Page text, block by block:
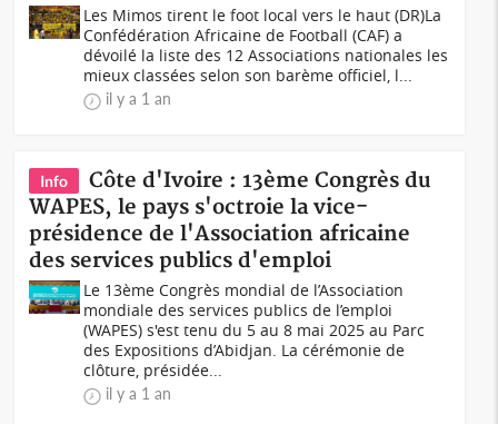
Les Mimos tirent le foot local vers le haut (DR)La
Confédération Africaine de Football (CAF) a
dévoilé la liste des 12 Associations nationales les
mieux classées selon son barème officiel, l...
il y a 1 an
Info
Côte d'Ivoire : 13ème Congrès du
WAPES, le pays s'octroie la vice-
présidence de l'Association africaine
des services publics d'emploi
Le 13ème Congrès mondial de l’Association
mondiale des services publics de l’emploi
(WAPES) s'est tenu du 5 au 8 mai 2025 au Parc
des Expositions d’Abidjan. La cérémonie de
clôture, présidée...
il y a 1 an